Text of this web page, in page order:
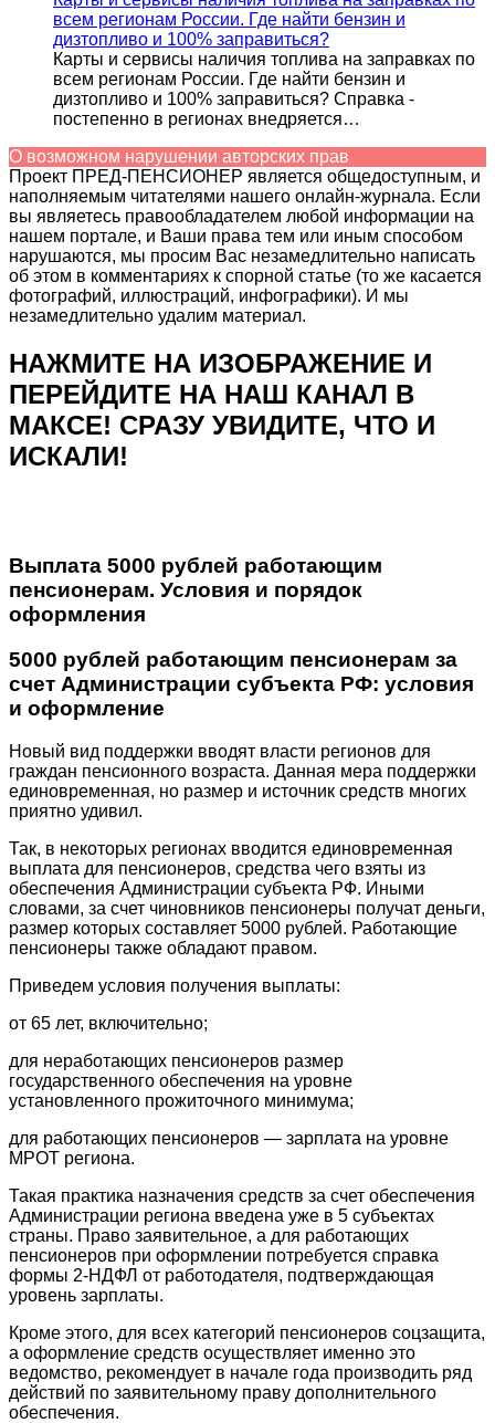
всем регионам России. Где найти бензин и
дизтопливо и 100% заправиться?
Карты и сервисы наличия топлива на заправках по
всем регионам России. Где найти бензин и
дизтопливо и 100% заправиться? Справка -
постепенно в регионах внедряется…
О возможном нарушении авторских прав
Проект ПРЕД-ПЕНСИОНЕР является общедоступным, и
наполняемым читателями нашего онлайн-журнала. Если
вы являетесь правообладателем любой информации на
нашем портале, и Ваши права тем или иным способом
нарушаются, мы просим Вас незамедлительно написать
об этом в комментариях к спорной статье (то же касается
фотографий, иллюстраций, инфографики). И мы
незамедлительно удалим материал.
НАЖМИТЕ НА ИЗОБРАЖЕНИЕ И
ПЕРЕЙДИТЕ НА НАШ КАНАЛ В
МАКСЕ! СРАЗУ УВИДИТЕ, ЧТО И
ИСКАЛИ!
Выплата 5000 рублей работающим
пенсионерам. Условия и порядок
оформления
5000 рублей работающим пенсионерам за
счет Администрации субъекта РФ: условия
и оформление
Новый вид поддержки вводят власти регионов для
граждан пенсионного возраста. Данная мера поддержки
единовременная, но размер и источник средств многих
приятно удивил.
Так, в некоторых регионах вводится единовременная
выплата для пенсионеров, средства чего взяты из
обеспечения Администрации субъекта РФ. Иными
словами, за счет чиновников пенсионеры получат деньги,
размер которых составляет 5000 рублей. Работающие
пенсионеры также обладают правом.
Приведем условия получения выплаты:
от 65 лет, включительно;
для неработающих пенсионеров размер
государственного обеспечения на уровне
установленного прожиточного минимума;
для работающих пенсионеров — зарплата на уровне
МРОТ региона.
Такая практика назначения средств за счет обеспечения
Администрации региона введена уже в 5 субъектах
страны. Право заявительное, а для работающих
пенсионеров при оформлении потребуется справка
формы 2-НДФЛ от работодателя, подтверждающая
уровень зарплаты.
Кроме этого, для всех категорий пенсионеров соцзащита,
а оформление средств осуществляет именно это
ведомство, рекомендует в начале года производить ряд
действий по заявительному праву дополнительного
обеспечения.